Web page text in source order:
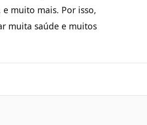
muito mais. Por isso,
muita saúde e muitos